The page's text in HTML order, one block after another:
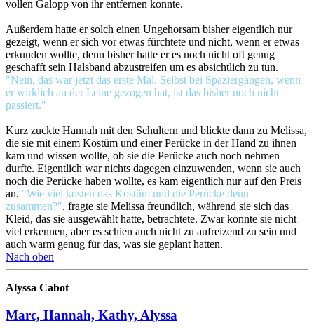
vollen Galopp von ihr entfernen konnte.
Außerdem hatte er solch einen Ungehorsam bisher eigentlich nur
gezeigt, wenn er sich vor etwas fürchtete und nicht, wenn er etwas
erkunden wollte, denn bisher hatte er es noch nicht oft genug
geschafft sein Halsband abzustreifen um es absichtlich zu tun.
"Nein, das war jetzt das erste Mal. Selbst bei Spaziergängen, wenn
er wirklich an der Leine gezogen hat, ist das bisher noch nicht
passiert."
Kurz zuckte Hannah mit den Schultern und blickte dann zu Melissa,
die sie mit einem Kostüm und einer Perücke in der Hand zu ihnen
kam und wissen wollte, ob sie die Perücke auch noch nehmen
durfte. Eigentlich war nichts dagegen einzuwenden, wenn sie auch
noch die Perücke haben wollte, es kam eigentlich nur auf den Preis
an. "Wie viel kosten das Kostüm und die Perücke denn
zusammen?", fragte sie Melissa freundlich, während sie sich das
Kleid, das sie ausgewählt hatte, betrachtete. Zwar konnte sie nicht
viel erkennen, aber es schien auch nicht zu aufreizend zu sein und
auch warm genug für das, was sie geplant hatten.
Nach oben
Alyssa Cabot
Marc, Hannah, Kathy, Alyssa